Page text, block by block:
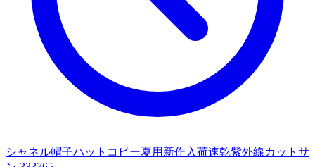
シャネル帽子ハットコピー夏用新作入荷速乾紫外線カットサ